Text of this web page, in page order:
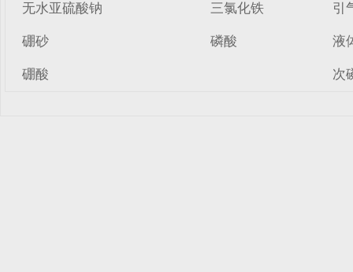
无水亚硫酸钠
硼砂
硼酸
三氯化铁
磷酸
引
液
次